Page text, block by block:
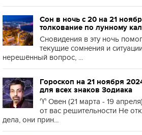
Сон в ночь с 20 на 21
толкование по лунному
Сновидения в эту ночь
текущие сомнения и
нерешённый вопрос, ...
Гороскоп на 21 ноября
для всех знаков Зодиака
♈️ Овен (21 марта - 19
от вас решительности Не
дела, они прин...